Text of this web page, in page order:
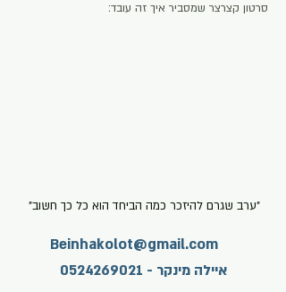
סרטון קצרצר שמסביר איך זה עובד:
"ערב שגרם להיזכר כמה הביחד הוא כל כך חשוב"
Beinhakolot@gmail.com
איילה מינקר - 0524269021